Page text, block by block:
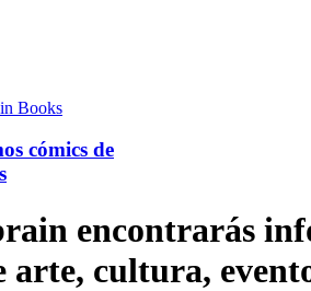
cómics de
encontrarás
arte, cultura,